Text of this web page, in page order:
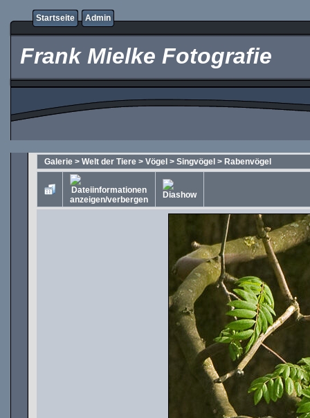
Startseite Admin
Frank Mielke Fotografie
Galerie > Welt der Tiere > Vögel > Singvögel > Rabenvögel